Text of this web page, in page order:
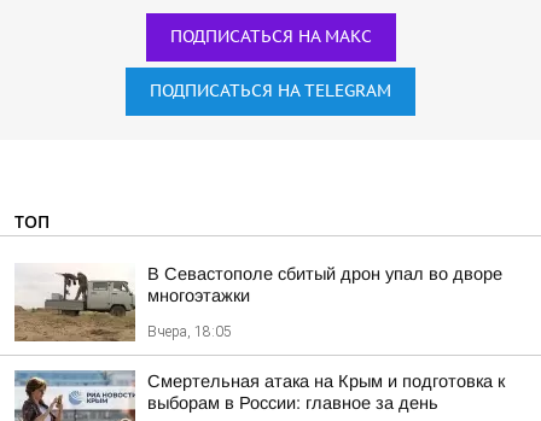
ПОДПИСАТЬСЯ НА МАКС
ПОДПИСАТЬСЯ НА TELEGRAM
ТОП
В Севастополе сбитый дрон упал во дворе
многоэтажки
Вчера, 18:05
Смертельная атака на Крым и подготовка к
выборам в России: главное за день